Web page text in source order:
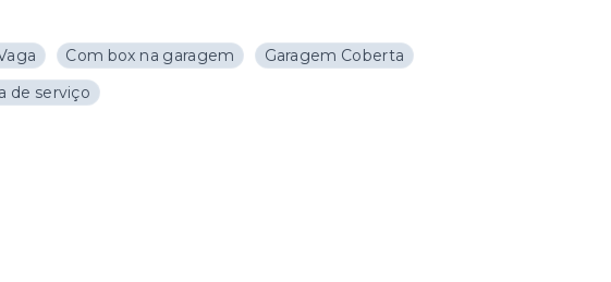
Com box na garagem
Garagem Coberta
de serviço